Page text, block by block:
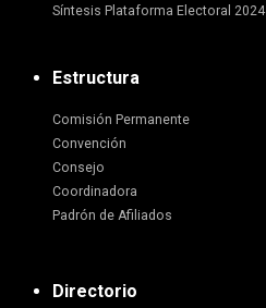
Síntesis Plataforma Electoral 2024
Estructura
Comisión Permanente
Convención
Consejo
Coordinadora
Padrón de Afiliados
Directorio